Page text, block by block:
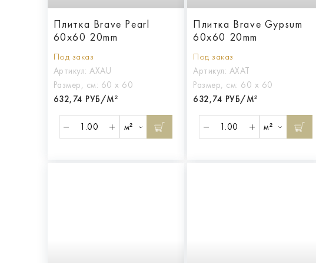
Плитка Brave Pearl
60x60 20mm
Под заказ
Артикул: AXAU
Размер, см: 60 х 60
632,74 РУБ/М²
м²
Плитка Brave Gypsum
60x60 20mm
Под заказ
Артикул: AXAT
Размер, см: 60 х 60
632,74 РУБ/М²
м²